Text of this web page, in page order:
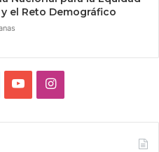
el Reto Demográfico
YouTubeInstagram